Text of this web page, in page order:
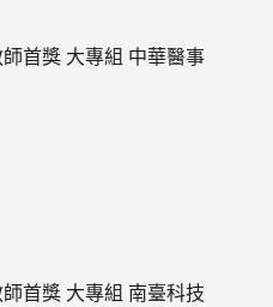
首獎 大專組 中華醫事
首獎 大專組 南臺科技